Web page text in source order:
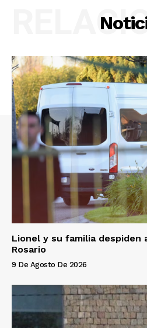
Lionel y su familia despiden
Rosario
9 De Agosto De 2026